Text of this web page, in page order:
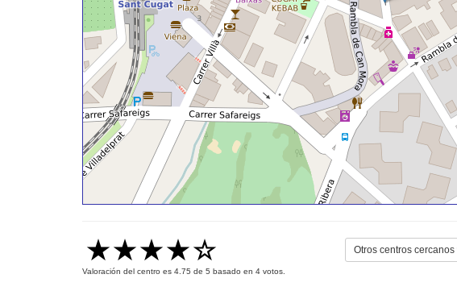
Valoración del centro es 4.75 de 5 basado en 4 votos.
Otros centros cercanos